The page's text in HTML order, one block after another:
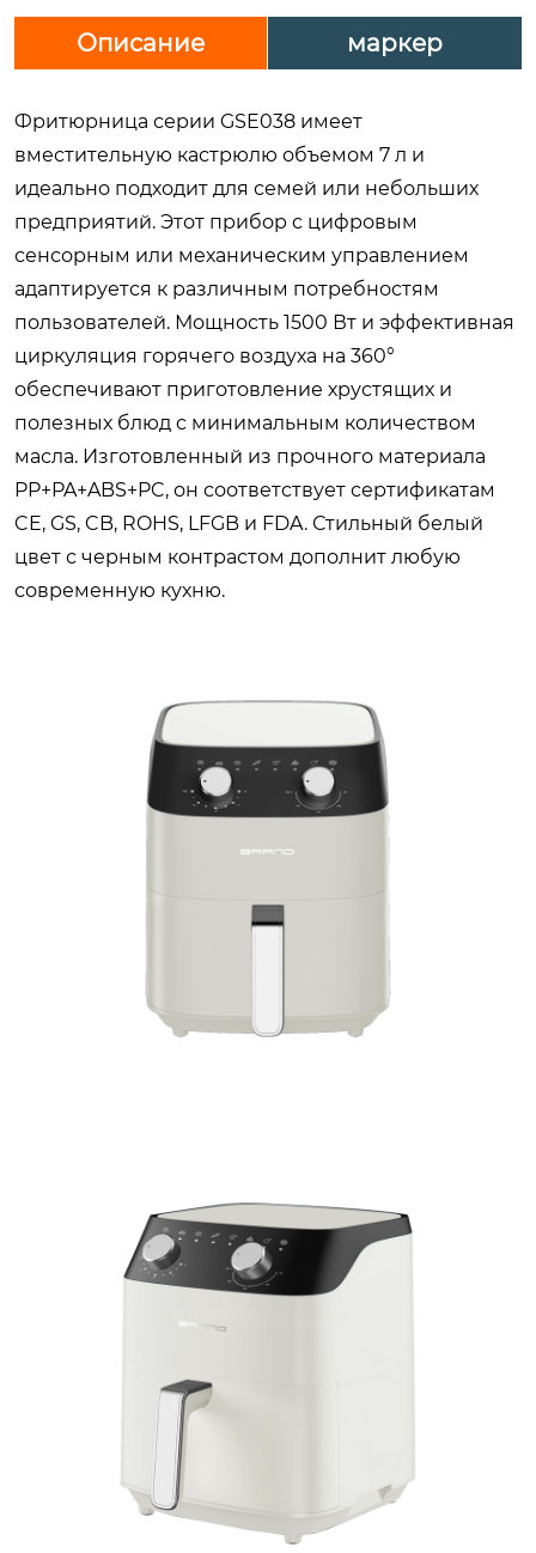
Описание маркер
Фритюрница серии GSE038 имеет
вместительную кастрюлю объемом 7 л и
идеально подходит для семей или небольших
предприятий. Этот прибор с цифровым
сенсорным или механическим управлением
адаптируется к различным потребностям
пользователей. Мощность 1500 Вт и эффективная
циркуляция горячего воздуха на 360°
обеспечивают приготовление хрустящих и
полезных блюд с минимальным количеством
масла. Изготовленный из прочного материала
PP+PA+ABS+PC, он соответствует сертификатам
CE, GS, CB, ROHS, LFGB и FDA. Стильный белый
цвет с черным контрастом дополнит любую
современную кухню.